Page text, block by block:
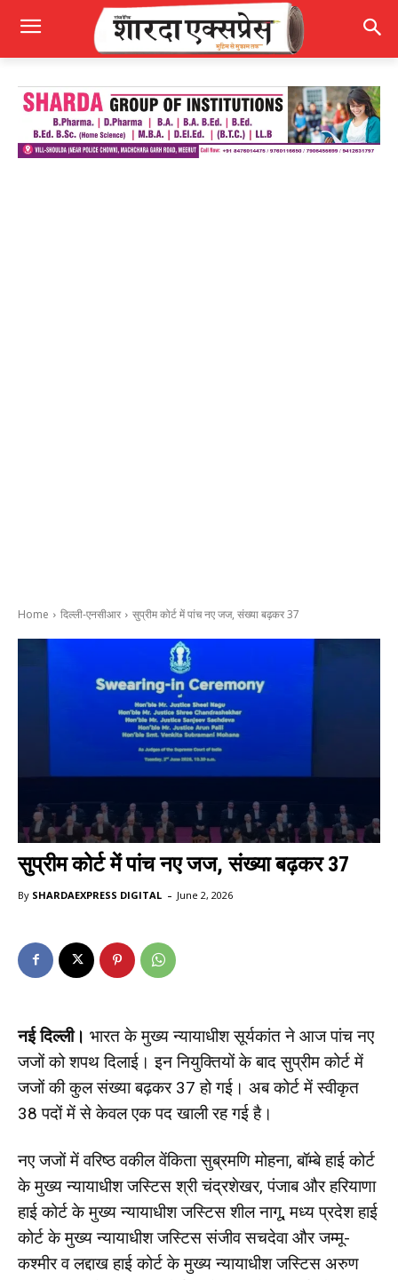
Home दिल्ली-एनसीआर सुप्रीम कोर्ट में पांच नए जज, संख्या बढ़कर 37
सुप्रीम कोर्ट में पांच नए जज, संख्या बढ़कर 37
By SHARDAEXPRESS DIGITAL - June 2, 2026
नई दिल्ली। भारत के मुख्य न्यायाधीश सूर्यकांत ने आज पांच नए
जजों को शपथ दिलाई। इन नियुक्तियों के बाद सुप्रीम कोर्ट में
जजों की कुल संख्या बढ़कर 37 हो गई। अब कोर्ट में स्वीकृत
38 पदों में से केवल एक पद खाली रह गई है।
नए जजों में वरिष्ठ वकील वेंकिता सुब्रमणि मोहना, बॉम्बे हाई कोर्ट
के मुख्य न्यायाधीश जस्टिस श्री चंद्रशेखर, पंजाब और हरियाणा
हाई कोर्ट के मुख्य न्यायाधीश जस्टिस शील नागू, मध्य प्रदेश हाई
कोर्ट के मुख्य न्यायाधीश जस्टिस संजीव सचदेवा और जम्मू-
कश्मीर व लद्दाख हाई कोर्ट के मुख्य न्यायाधीश जस्टिस अरुण